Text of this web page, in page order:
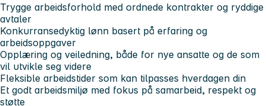
Trygge arbeidsforhold med ordnede kontrakter og ryddige
avtaler
Konkurransedyktig lønn basert på erfaring og
arbeidsoppgaver
Opplæring og veiledning, både for nye ansatte og de som
vil utvikle seg videre
Fleksible arbeidstider som kan tilpasses hverdagen din
Et godt arbeidsmiljø med fokus på samarbeid, respekt og
støtte